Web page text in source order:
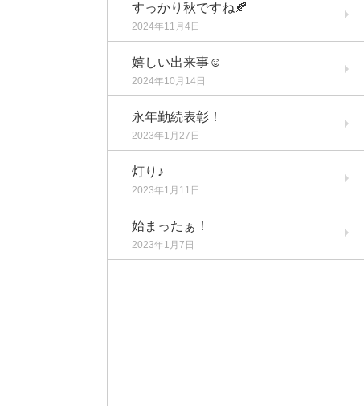
すっかり秋ですね🍂
2024年11月4日
嬉しい出来事☺️
2024年10月14日
永年勤続表彰！
2023年1月27日
灯り♪
2023年1月11日
始まったぁ！
2023年1月7日